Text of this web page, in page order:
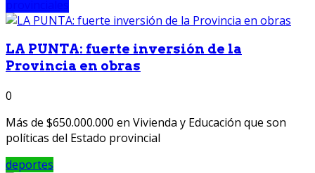
LA PUNTA: fuerte inversión de la
Provincia en obras
0
Más de $650.000.000 en Vivienda y Educación que son
políticas del Estado provincial
deportes